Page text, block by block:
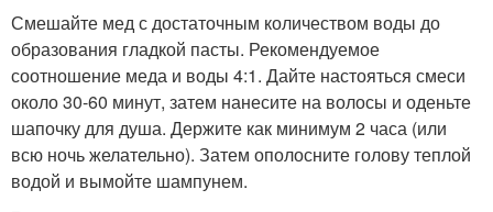
Смешайте мед с достаточным количеством воды до
образования гладкой пасты. Рекомендуемое
соотношение меда и воды 4:1. Дайте настояться смеси
около 30-60 минут, затем нанесите на волосы и оденьте
шапочку для душа. Держите как минимум 2 часа (или
всю ночь желательно). Затем ополосните голову теплой
водой и вымойте шампунем.